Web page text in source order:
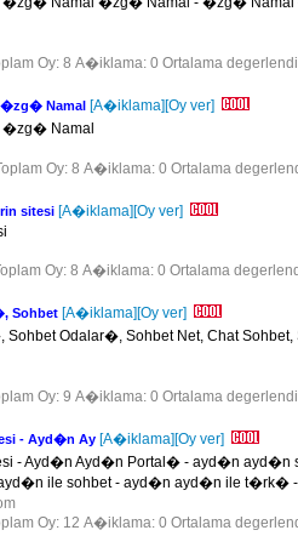
Oy: 8 A�iklama: 0 Ortalama
Namal [A�iklama][Oy ver]
Namal
Oy: 8 A�iklama: 0 Ortalama
sitesi [A�iklama][Oy ver]
Oy: 8 A�iklama: 0 Ortalama
Sohbet [A�iklama][Oy ver]
Odalar�, Sohbet Net, Chat
Oy: 9 A�iklama: 0 Ortalama
- Ayd�n Ay [A�iklama][Oy ver]
- Ayd�n Ayd�n Portal� - ayd�n
ile sohbet - ayd�n ayd�n ile t�rk�
Oy: 12 A�iklama: 0 Ortalama